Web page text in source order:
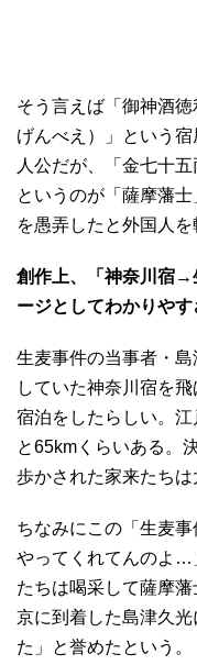
そう言えば「御神酒
げんべえ）」という
人公だが、「金七十
というのが「薩摩藩
を愚弄したと外国人
創作上、「神奈川宿→
ージとしてわかりやす
生麦事件の当事者・
していた神奈川宿を
宿泊をしたらしい。
と65kmくらいある。
歩かされた家来たちは
ちなみにこの「生麦
やってくれてんのよ…
たちは喝采して薩摩藩
京に到着した島津久
た」と誉めたという。